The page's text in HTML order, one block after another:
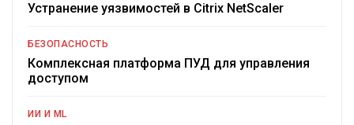
Устранение уязвимостей в Citrix NetScaler
БЕЗОПАСНОСТЬ
Комплексная платформа ПУД для управления
доступом
ИИ И ML